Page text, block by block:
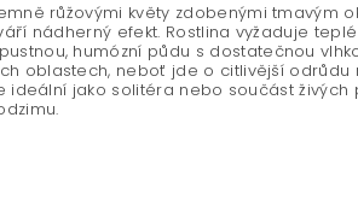
růžovými květy zdobenými tmavým
nádherný efekt. Rostlina vyžaduje
humózní půdu s dostatečnou
oblastech, neboť jde o citlivější
ideální jako solitéra nebo součást živých